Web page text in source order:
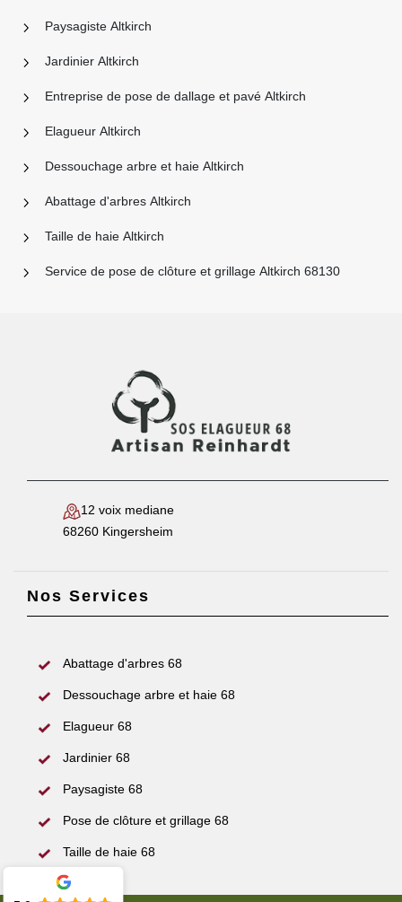
Paysagiste Altkirch
Jardinier Altkirch
Entreprise de pose de dallage et pavé Altkirch
Elagueur Altkirch
Dessouchage arbre et haie Altkirch
Abattage d'arbres Altkirch
Taille de haie Altkirch
Service de pose de clôture et grillage Altkirch 68130
12 voix mediane
68260 Kingersheim
Nos Services
Abattage d'arbres 68
Dessouchage arbre et haie 68
Elagueur 68
Jardinier 68
Paysagiste 68
Pose de clôture et grillage 68
Taille de haie 68